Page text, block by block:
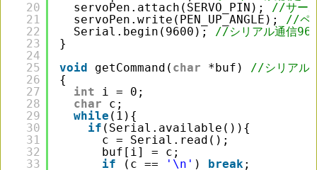
20
21
22
23
24
25
26
27
28
29
30
31
32
33
servoPen.attach(SERVO_PIN);
//サー
servoPen.write(PEN_UP_ANGLE);
//ペ
Serial.begin(9600);
//シリアル通信
}
void
getCommand( char *buf)
//シリアル
{
int
i = 0;
char
c;
while (1){
if (Serial.available()){
c = Serial.read();
buf[i] = c;
if
(c == '\n' ) break ;